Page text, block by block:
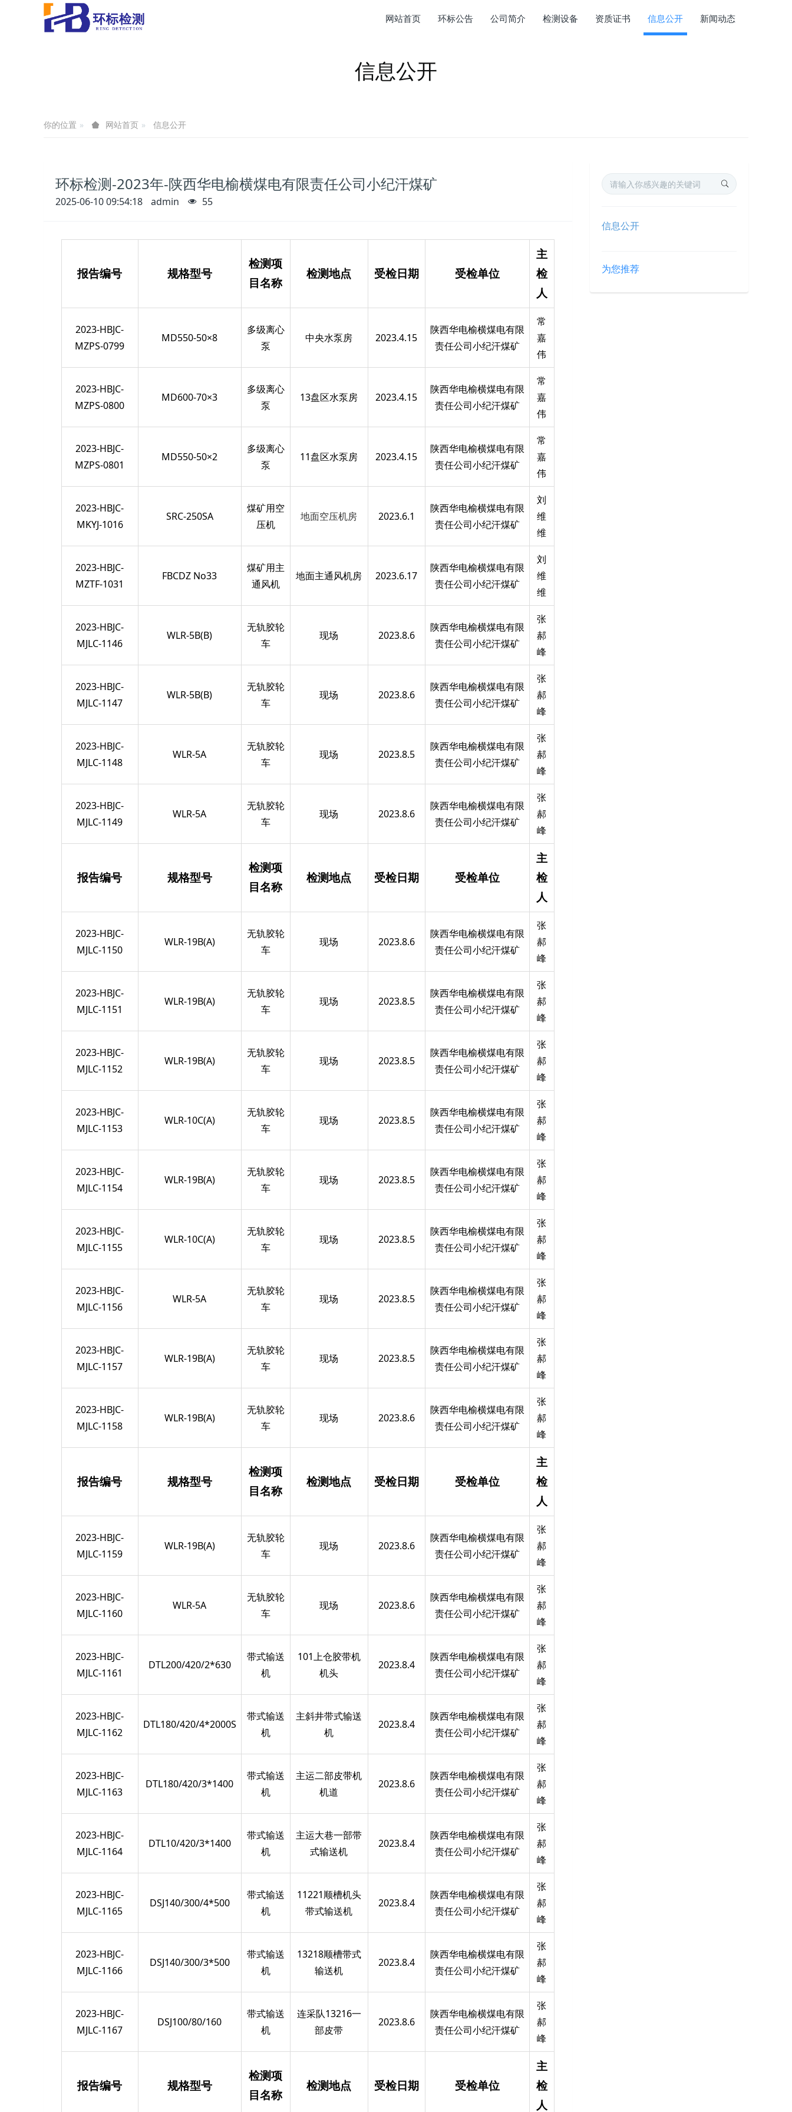
网站首页 环标公告 公司简介 检测设备 资质证书 信息公开 新闻动态
信息公开
你的位置 网站首页 信息公开
环标检测-2023年-陕西华电榆横煤电有限责任公司小纪汗煤矿
2025-06-10 09:54:18 admin 55
报告编号 规格型号
检测项
目名称
检测地点 受检日期 受检单位
主
检
人
2023-HBJC-
MZPS-0799
MD550-50×8
多级离心
泵
中央水泵房 2023.4.15
陕西华电榆横煤电有限
责任公司小纪汗煤矿
常
嘉
伟
2023-HBJC-
MZPS-0800
MD600-70×3
多级离心
泵
13盘区水泵房 2023.4.15
陕西华电榆横煤电有限
责任公司小纪汗煤矿
常
嘉
伟
2023-HBJC-
MZPS-0801
MD550-50×2
多级离心
泵
11盘区水泵房 2023.4.15
陕西华电榆横煤电有限
责任公司小纪汗煤矿
常
嘉
伟
2023-HBJC-
MKYJ-1016
SRC-250SA
煤矿用空
压机
地面空压机房 2023.6.1
陕西华电榆横煤电有限
责任公司小纪汗煤矿
刘
维
维
2023-HBJC-
MZTF-1031
FBCDZ No33
煤矿用主
通风机
地面主通风机房 2023.6.17
陕西华电榆横煤电有限
责任公司小纪汗煤矿
刘
维
维
2023-HBJC-
MJLC-1146
WLR-5B(B)
无轨胶轮
车
现场 2023.8.6
陕西华电榆横煤电有限
责任公司小纪汗煤矿
张
郝
峰
2023-HBJC-
MJLC-1147
WLR-5B(B)
无轨胶轮
车
现场 2023.8.6
陕西华电榆横煤电有限
责任公司小纪汗煤矿
张
郝
峰
2023-HBJC-
MJLC-1148
WLR-5A
无轨胶轮
车
现场 2023.8.5
陕西华电榆横煤电有限
责任公司小纪汗煤矿
张
郝
峰
2023-HBJC-
MJLC-1149
WLR-5A
无轨胶轮
车
现场 2023.8.6
陕西华电榆横煤电有限
责任公司小纪汗煤矿
张
郝
峰
报告编号 规格型号
检测项
目名称
检测地点 受检日期 受检单位
主
检
人
2023-HBJC-
MJLC-1150
WLR-19B(A)
无轨胶轮
车
现场 2023.8.6
陕西华电榆横煤电有限
责任公司小纪汗煤矿
张
郝
峰
2023-HBJC-
MJLC-1151
WLR-19B(A)
无轨胶轮
车
现场 2023.8.5
陕西华电榆横煤电有限
责任公司小纪汗煤矿
张
郝
峰
2023-HBJC-
MJLC-1152
WLR-19B(A)
无轨胶轮
车
现场 2023.8.5
陕西华电榆横煤电有限
责任公司小纪汗煤矿
张
郝
峰
2023-HBJC-
MJLC-1153
WLR-10C(A)
无轨胶轮
车
现场 2023.8.5
陕西华电榆横煤电有限
责任公司小纪汗煤矿
张
郝
峰
2023-HBJC-
MJLC-1154
WLR-19B(A)
无轨胶轮
车
现场 2023.8.5
陕西华电榆横煤电有限
责任公司小纪汗煤矿
张
郝
峰
2023-HBJC-
MJLC-1155
WLR-10C(A)
无轨胶轮
车
现场 2023.8.5
陕西华电榆横煤电有限
责任公司小纪汗煤矿
张
郝
峰
2023-HBJC-
MJLC-1156
WLR-5A
无轨胶轮
车
现场 2023.8.5
陕西华电榆横煤电有限
责任公司小纪汗煤矿
张
郝
峰
2023-HBJC-
MJLC-1157
WLR-19B(A)
无轨胶轮
车
现场 2023.8.5
陕西华电榆横煤电有限
责任公司小纪汗煤矿
张
郝
峰
2023-HBJC-
MJLC-1158
WLR-19B(A)
无轨胶轮
车
现场 2023.8.6
陕西华电榆横煤电有限
责任公司小纪汗煤矿
张
郝
峰
报告编号 规格型号
检测项
目名称
检测地点 受检日期 受检单位
主
检
人
2023-HBJC-
MJLC-1159
WLR-19B(A)
无轨胶轮
车
现场 2023.8.6
陕西华电榆横煤电有限
责任公司小纪汗煤矿
张
郝
峰
2023-HBJC-
MJLC-1160
WLR-5A
无轨胶轮
车
现场 2023.8.6
陕西华电榆横煤电有限
责任公司小纪汗煤矿
张
郝
峰
2023-HBJC-
MJLC-1161
DTL200/420/2*630
带式输送
机
101上仓胶带机
机头
2023.8.4
陕西华电榆横煤电有限
责任公司小纪汗煤矿
张
郝
峰
2023-HBJC-
MJLC-1162
DTL180/420/4*2000S
带式输送
机
主斜井带式输送
机
2023.8.4
陕西华电榆横煤电有限
责任公司小纪汗煤矿
张
郝
峰
2023-HBJC-
MJLC-1163
DTL180/420/3*1400
带式输送
机
主运二部皮带机
机道
2023.8.6
陕西华电榆横煤电有限
责任公司小纪汗煤矿
张
郝
峰
2023-HBJC-
MJLC-1164
DTL10/420/3*1400
带式输送
机
主运大巷一部带
式输送机
2023.8.4
陕西华电榆横煤电有限
责任公司小纪汗煤矿
张
郝
峰
2023-HBJC-
MJLC-1165
DSJ140/300/4*500
带式输送
机
11221顺槽机头
带式输送机
2023.8.4
陕西华电榆横煤电有限
责任公司小纪汗煤矿
张
郝
峰
2023-HBJC-
MJLC-1166
DSJ140/300/3*500
带式输送
机
13218顺槽带式
输送机
2023.8.4
陕西华电榆横煤电有限
责任公司小纪汗煤矿
张
郝
峰
2023-HBJC-
MJLC-1167
DSJ100/80/160
带式输送
机
连采队13216一
部皮带
2023.8.6
陕西华电榆横煤电有限
责任公司小纪汗煤矿
张
郝
峰
报告编号 规格型号
检测项
目名称
检测地点 受检日期 受检单位
主
检
人
信息公开
为您推荐